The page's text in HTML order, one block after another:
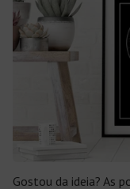
Gostou da ideia? As